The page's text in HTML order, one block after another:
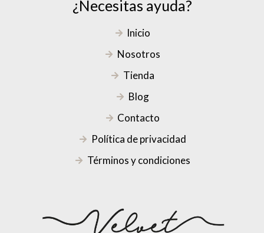
¿Necesitas ayuda?
Inicio
Nosotros
Tienda
Blog
Contacto
Política de privacidad
Términos y condiciones